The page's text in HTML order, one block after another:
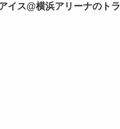
イス@横浜アリーナのトラ